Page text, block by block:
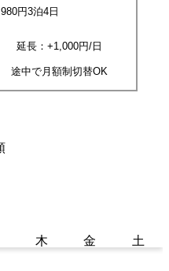
円3泊4日
延長：+1,000円/日
途中で月額制切替OK
木 金 土